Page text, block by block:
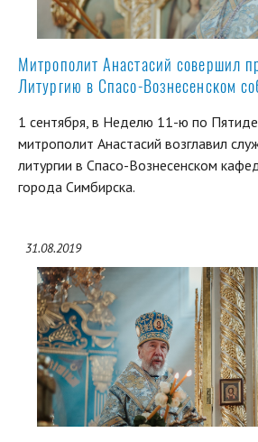
Митрополит Анастасий совершил
Литургию в Спасо-Вознесенском
1 сентября, в Неделю 11-ю по
митрополит Анастасий возглавил
литургии в Спасо-Вознесенском
города Симбирска.
31.08.2019